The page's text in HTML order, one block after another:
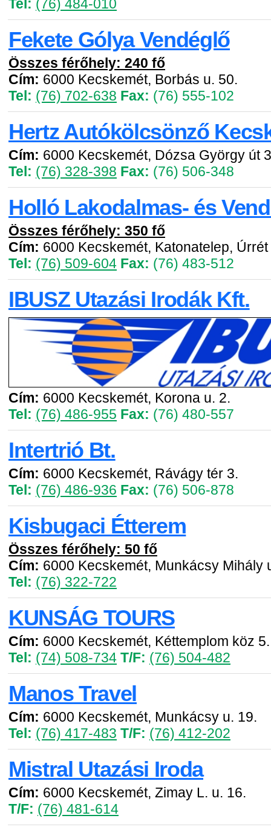
Tel: (76) 484-010
Fekete Gólya Vendéglő
Összes férőhely: 240 fő
Cím: 6000 Kecskemét, Borbás u. 50.
Tel: (76) 702-638 Fax: (76) 555-102
Hertz Autókölcsönző
Cím: 6000 Kecskemét, Dózsa György út
Tel: (76) 328-398 Fax: (76) 506-348
Holló Lakodalmas- és
Összes férőhely: 350 fő
Cím: 6000 Kecskemét, Katonatelep, Úrrét
Tel: (76) 509-604 Fax: (76) 483-512
IBUSZ Utazási Irodák Kft.
Cím: 6000 Kecskemét, Korona u. 2.
Tel: (76) 486-955 Fax: (76) 480-557
Intertrió Bt.
Cím: 6000 Kecskemét, Rávágy tér 3.
Tel: (76) 486-936 Fax: (76) 506-878
Kisbugaci Étterem
Összes férőhely: 50 fő
Cím: 6000 Kecskemét, Munkácsy Mihály
Tel: (76) 322-722
KUNSÁG TOURS
Cím: 6000 Kecskemét, Kéttemplom köz 5.
Tel: (74) 508-734 T/F: (76) 504-482
Manos Travel
Cím: 6000 Kecskemét, Munkácsy u. 19.
Tel: (76) 417-483 T/F: (76) 412-202
Mistral Utazási Iroda
Cím: 6000 Kecskemét, Zimay L. u. 16.
T/F: (76) 481-614